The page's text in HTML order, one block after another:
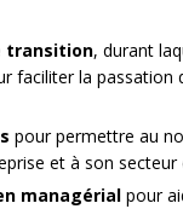
transition, durant
faciliter la passation
pour permettre au
et à son secteur
managérial pour